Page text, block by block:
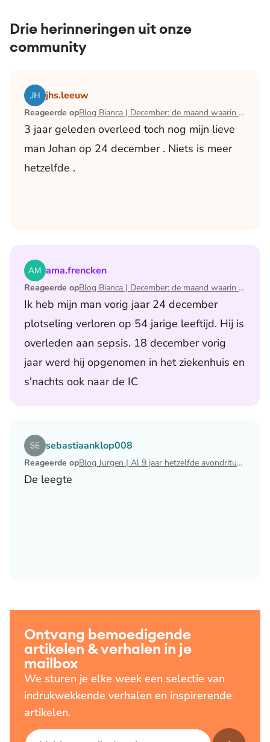
Drie herinneringen uit onze
community
jhs.leeuw
Reageerde op Blog Bianca | December: de maand waarin ik mijn man verloor
3 jaar geleden overleed toch nog mijn lieve
man Johan op 24 december . Niets is meer
hetzelfde .
Lees het artikel Blog Bianca | December: de maand
ama.frencken
Reageerde op Blog Bianca | December: de maand waarin ik mijn man verloor
Ik heb mijn man vorig jaar 24 december
plotseling verloren op 54 jarige leeftijd. Hij is
overleden aan sepsis. 18 december vorig
jaar werd hij opgenomen in het ziekenhuis en
s'nachts ook naar de IC
Lees het artikel Blog Bianca | December: de maand
sebastiaanklop008
Reageerde op Blog Jurgen | Al 9 jaar hetzelfde avondritueel
De leegte
Lees het artikel Blog Jurgen | Al 9 jaar hetzelfde
Ontvang bemoedigende
artikelen & verhalen in je
mailbox
We sturen je elke week een selectie van
indrukwekkende verhalen en inspirerende
artikelen.
E-mailadres